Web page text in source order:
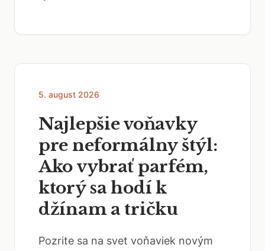
5. august 2026
Najlepšie voňavky
pre neformálny štýl:
Ako vybrať parfém,
ktorý sa hodí k
džínam a tričku
Pozrite sa na svet voňaviek novým